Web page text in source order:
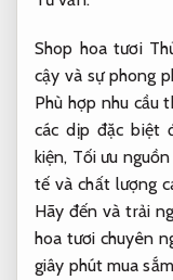
Shop hoa tươi
cậy và sự phong
Phù hợp nhu cầu
các dịp đặc biệt
kiện, Tối ưu nguồn
tế và chất lượng
Hãy đến và trải
hoa tươi chuyên
giây phút mua